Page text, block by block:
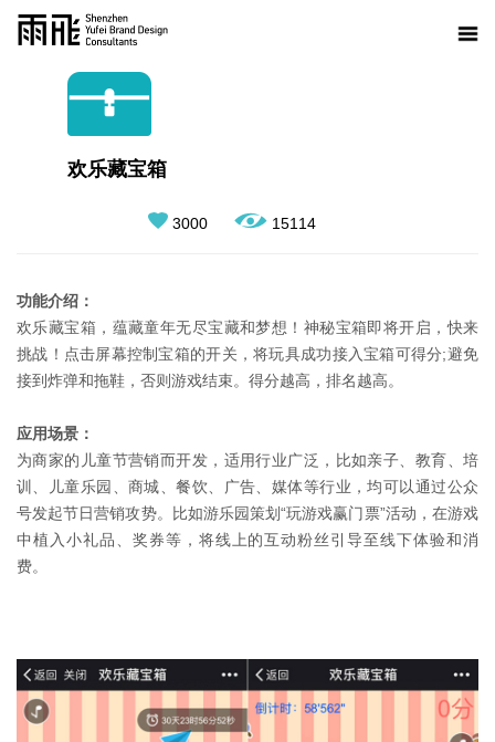
欢乐藏宝箱
3000 15114
功能介绍：
欢乐藏宝箱，蕴藏童年无尽宝藏和梦想！神秘宝箱即将开启，快来
挑战！点击屏幕控制宝箱的开关，将玩具成功接入宝箱可得分;避免
接到炸弹和拖鞋，否则游戏结束。得分越高，排名越高。
应用场景：
为商家的儿童节营销而开发，适用行业广泛，比如亲子、教育、培
训、儿童乐园、商城、餐饮、广告、媒体等行业，均可以通过公众
号发起节日营销攻势。比如游乐园策划“玩游戏赢门票”活动，在游戏
中植入小礼品、奖券等，将线上的互动粉丝引导至线下体验和消
费。